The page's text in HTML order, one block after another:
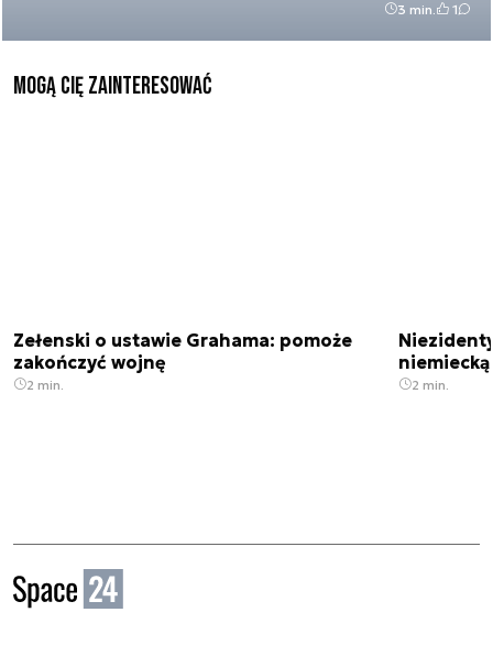
3 min. 1
Mogą Cię zainteresować
Zełenski o ustawie Grahama: pomoże
zakończyć wojnę
2 min. 2 min.